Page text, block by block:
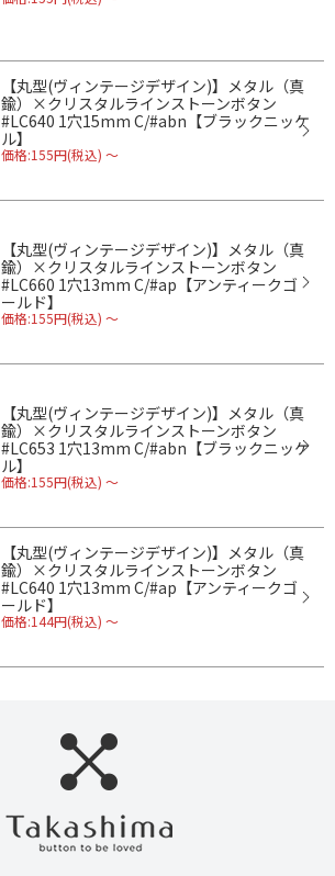
【丸型(ヴィンテージデザイン)】メタル（真
鍮）×クリスタルラインストーンボタン
#LC640 1穴15mm C/#abn【ブラックニッケ
ル】
価格:155円(税込) ～
【丸型(ヴィンテージデザイン)】メタル（真
鍮）×クリスタルラインストーンボタン
#LC660 1穴13mm C/#ap【アンティークゴ
ールド】
価格:155円(税込) ～
【丸型(ヴィンテージデザイン)】メタル（真
鍮）×クリスタルラインストーンボタン
#LC653 1穴13mm C/#abn【ブラックニッケ
ル】
価格:155円(税込) ～
【丸型(ヴィンテージデザイン)】メタル（真
鍮）×クリスタルラインストーンボタン
#LC640 1穴13mm C/#ap【アンティークゴ
ールド】
価格:144円(税込) ～